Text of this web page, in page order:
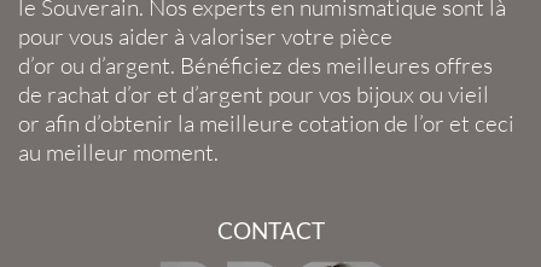
le Souverain. Nos experts en numismatique sont là
pour vous aider à valoriser votre pièce
d’or ou d’argent. Bénéficiez des meilleures offres
de rachat d’or et d’argent pour vos bijoux ou vieil
or afin d’obtenir la meilleure cotation de l’or et ceci
au meilleur moment.
CONTACT